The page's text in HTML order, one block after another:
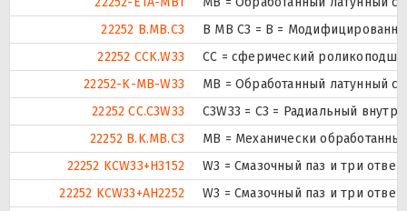
22252 B.MB.C3
B MB C3 = B =
22252 CCK.W33
CC = сферический
22252-K-MB-W33
MB = Обработанный латунный
22252 CC.C3W33
C3W33 = C3 = Радиальный
22252 B.K.MB.C3
MB = Механически
22252 KCW33+H3152
W3 = Смазочный паз и три
22252 KCW33+AH2252
W3 = Смазочный паз и три